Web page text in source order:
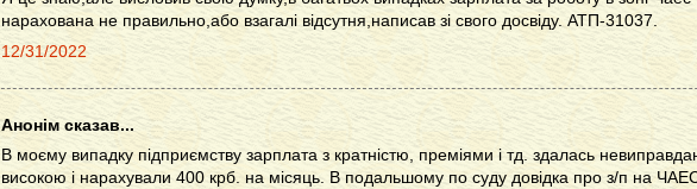
нарахована не правильно,або взагалі відсутня,написав зі свого досвіду. АТП-31037.
12/31/2022
Анонім сказав...
В моєму випадку підприємству зарплата з кратністю, преміями і тд. здалась
високою і нарахували 400 крб. на місяць. В подальшому по суду довідка про з/п на